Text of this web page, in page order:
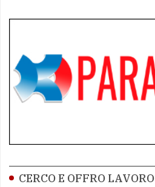
CERCO E OFFRO LAVORO